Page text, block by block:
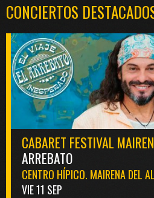
CONCIERTOS
CABARET FESTIVAL
ARREBATO
CENTRO HÍPICO. MAIRENA DEL
VIE 11 SEP